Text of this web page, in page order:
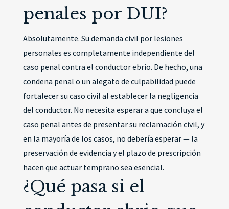
penales por DUI?
Absolutamente. Su demanda civil por lesiones
personales es completamente independiente del
caso penal contra el conductor ebrio. De hecho, una
condena penal o un alegato de culpabilidad puede
fortalecer su caso civil al establecer la negligencia
del conductor. No necesita esperar a que concluya el
caso penal antes de presentar su reclamación civil, y
en la mayoría de los casos, no debería esperar — la
preservación de evidencia y el plazo de prescripción
hacen que actuar temprano sea esencial.
¿Qué pasa si el